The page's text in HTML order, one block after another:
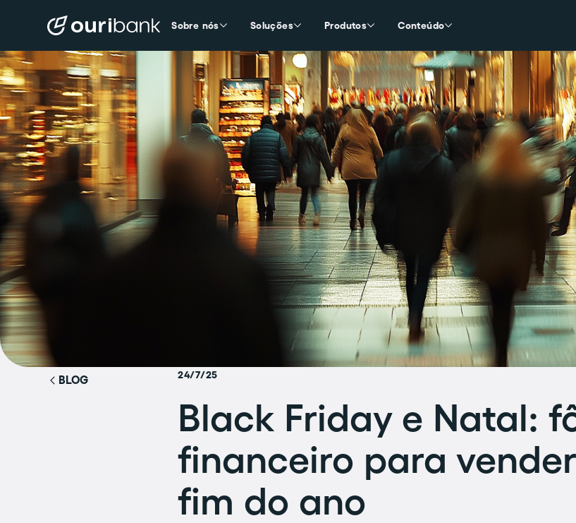
Sobre nós Soluções Produtos Conteúdo
BLOG 24/7/25
Black Friday e Natal:
financeiro para
fim do ano